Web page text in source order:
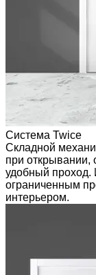
Система Twice
Складной
при открывании,
удобный проход.
ограниченным
интерьером.